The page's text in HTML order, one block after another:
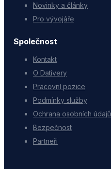
Novinky a články
Pro vývojáře
Společnost
Kontakt
O Dativery
Pracovní pozice
Podmínky služby
Ochrana osobních údajů
Bezpečnost
Partneři